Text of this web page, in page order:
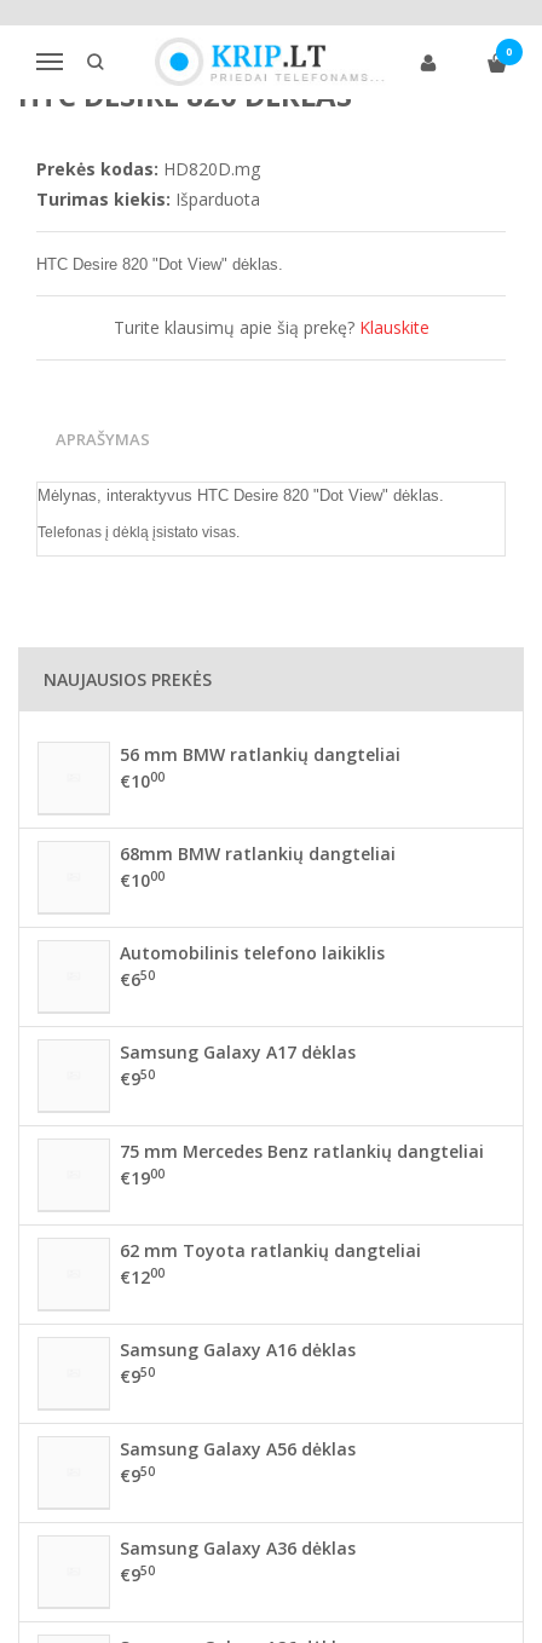
Navigacija
0
Pagrindinis Telefonų dėklai HTC HTC Desire 820 dėklas
HTC DESIRE 820 DĖKLAS
Prekės kodas: HD820D.mg
Turimas kiekis: Išparduota
HTC Desire 820 "Dot View" dėklas.
Turite klausimų apie šią prekę? Klauskite
APRAŠYMAS
Mėlynas, interaktyvus HTC Desire 820 "Dot View" dėklas.
Telefonas į dėklą įsistato visas.
NAUJAUSIOS PREKĖS
56 mm BMW ratlankių dangteliai
€1000
68mm BMW ratlankių dangteliai
€1000
Automobilinis telefono laikiklis
€650
Samsung Galaxy A17 dėklas
€950
75 mm Mercedes Benz ratlankių dangteliai
€1900
62 mm Toyota ratlankių dangteliai
€1200
Samsung Galaxy A16 dėklas
€950
Samsung Galaxy A56 dėklas
€950
Samsung Galaxy A36 dėklas
€950